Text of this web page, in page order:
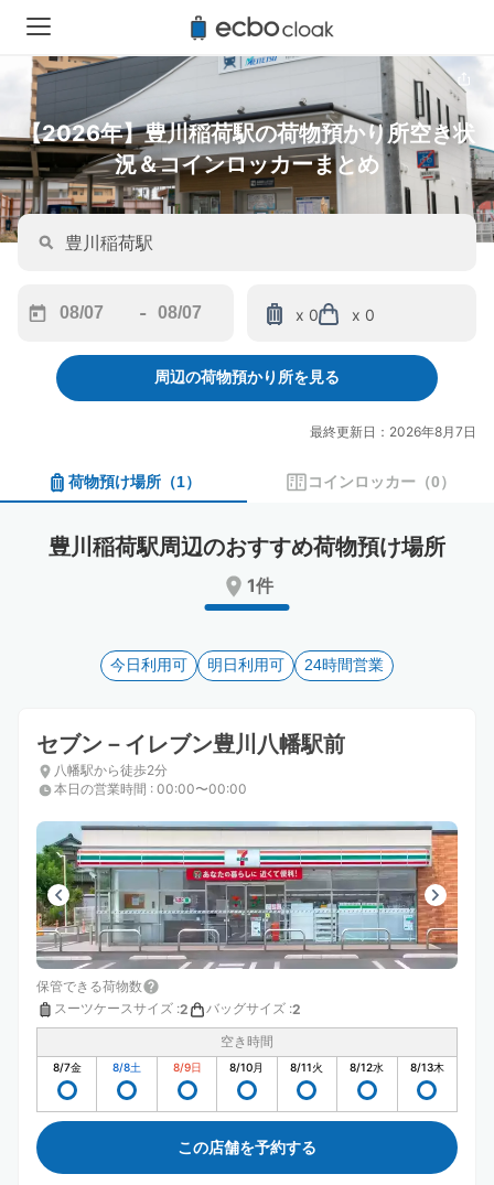
【2026年】豊川稲荷駅の荷物預かり所空き状
況＆コインロッカーまとめ
forward
interact
calendar
and
a
date.
the
keyboard
shortcuts
for
changing
dates.
-
backward
to
interact
calendar
and
a
date.
mark
key
the
keyboard
shortcuts
for
changing
dates.
x 0 x 0
周辺の荷物預かり所を見る
最終更新日：2026年8月7日
荷物預け場所 （1） コインロッカー （0）
豊川稲荷駅周辺のおすすめ荷物預け場所
1件
今日利用可 明日利用可 24時間営業
セブン－イレブン豊川八幡駅前
八幡駅から徒歩2分
本日の営業時間 : 00:00〜00:00
保管できる荷物数
スーツケースサイズ :2 バッグサイズ :2
空き時間
8/7金 8/8土 8/9日 8/10月 8/11火 8/12水 8/13木
この店舗を予約する